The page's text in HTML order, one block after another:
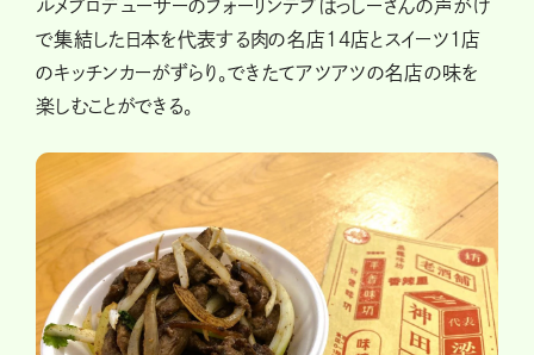
ルメプロデューサーのフォーリンデブはっしーさんの声がけ
で集結した日本を代表する肉の名店14店とスイーツ1店
のキッチンカーがずらり。できたてアツアツの名店の味を
楽しむことができる。